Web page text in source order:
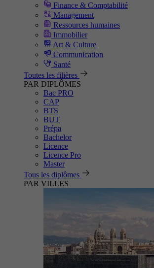
Finance & Comptabilité
Management
Ressources humaines
Immobilier
Art & Culture
Communication
Santé
Toutes les filières
PAR DIPLÔMES
Bac PRO
CAP
BTS
BUT
Prépa
Bachelor
Licence
Licence Pro
Master
Tous les diplômes
PAR VILLES